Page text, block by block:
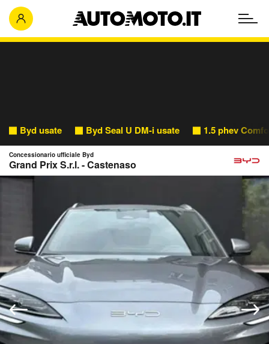
Byd usate Byd Seal U DM-i usate 1.5 phev
Concessionario ufficiale Byd
Grand Prix S.r.l. - Castenaso